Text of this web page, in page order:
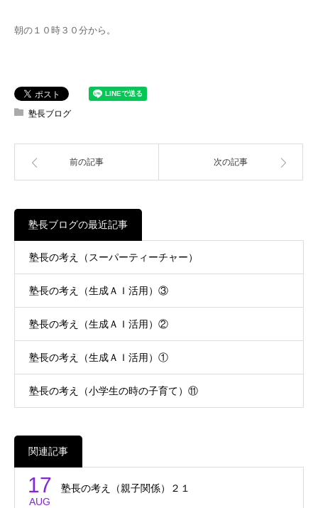
朝の１０時３０分から。
塾長ブログ
前の記事 次の記事
塾長ブログの最近記事
塾長の考え（スーパーティーチャー）
塾長の考え（生成ＡＩ活用）③
塾長の考え（生成ＡＩ活用）②
塾長の考え（生成ＡＩ活用）①
塾長の考え（小学生の時の子育て）⑪
関連記事
17
AUG
塾長の考え（親子関係）２１